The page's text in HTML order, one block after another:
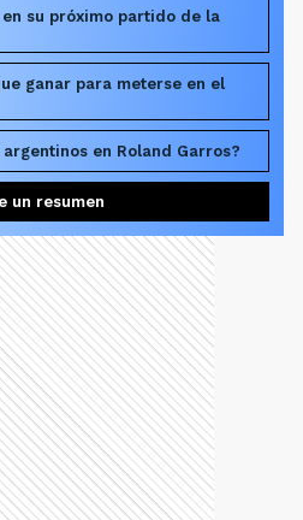
su próximo partido de la
ganar para meterse en el
en Roland Garros?
un resumen